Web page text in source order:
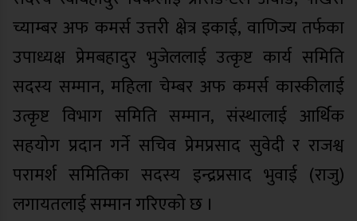
च्याम्बर अफ कमर्स उत्तरी क्षेत्र इकाई, वाणिज्य तर्फका
उपाध्यक्ष प्रेमबहादुर भुजेललाई उत्कृष्ट कार्य समिति
सदस्य सम्मान, महिला चेम्बर अफ कमर्स कास्कीलाई
उत्कृष्ट विभाग समिति सम्मान, संस्थालाई आर्थिक
सहयोग प्रदान गर्ने सचिव प्रेमप्रसाद सुवेदी र राजश्व
परामर्श समितिका सदस्य इन्द्रप्रसाद भुवाई (राजु)
लगायतलाई सम्मान गरिएको छ ।